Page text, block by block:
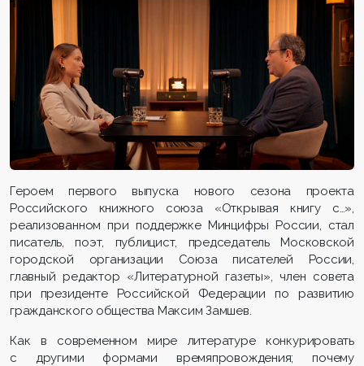
Героем первого выпуска нового сезона проекта
Российского книжного союза «Открывая книгу с…»,
реализованном при поддержке Минцифры России, стал
писатель, поэт, публицист, председатель Московской
городской организации Союза писателей России,
главный редактор «Литературной газеты», член совета
при президенте Российской Федерации по развитию
гражданского общества Максим Замшев.
Как в современном мире литературе конкурировать
с другими формами времяпровождения; почему